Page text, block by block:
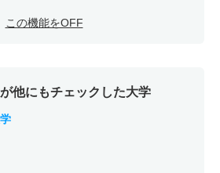
この機能をOFF
他にもチェックした大学